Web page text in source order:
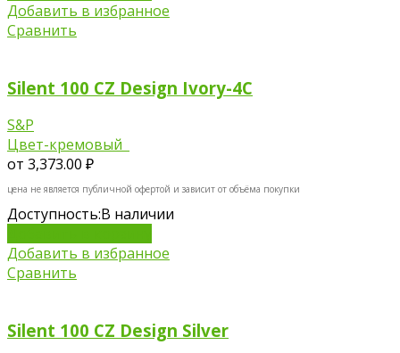
Добавить в избранное
Сравнить
Silent 100 CZ Design Ivory-4C
S&P
Цвет-кремовый
от 3,373.00 ₽
цена не является публичной офертой и зависит от объёма покупки
Доступность:В наличии
Добавить в избранное
Сравнить
Silent 100 CZ Design Silver